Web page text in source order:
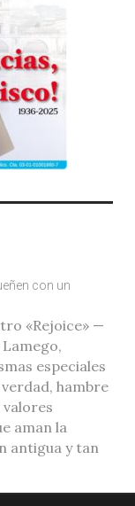
con un
«Rejoice» —
especiales
hambre
aman la
antigua y tan